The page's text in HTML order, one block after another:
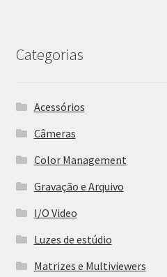
Categorias
Acessórios
Câmeras
Color Management
Gravação e Arquivo
I/O Video
Luzes de estúdio
Matrizes e Multiviewers